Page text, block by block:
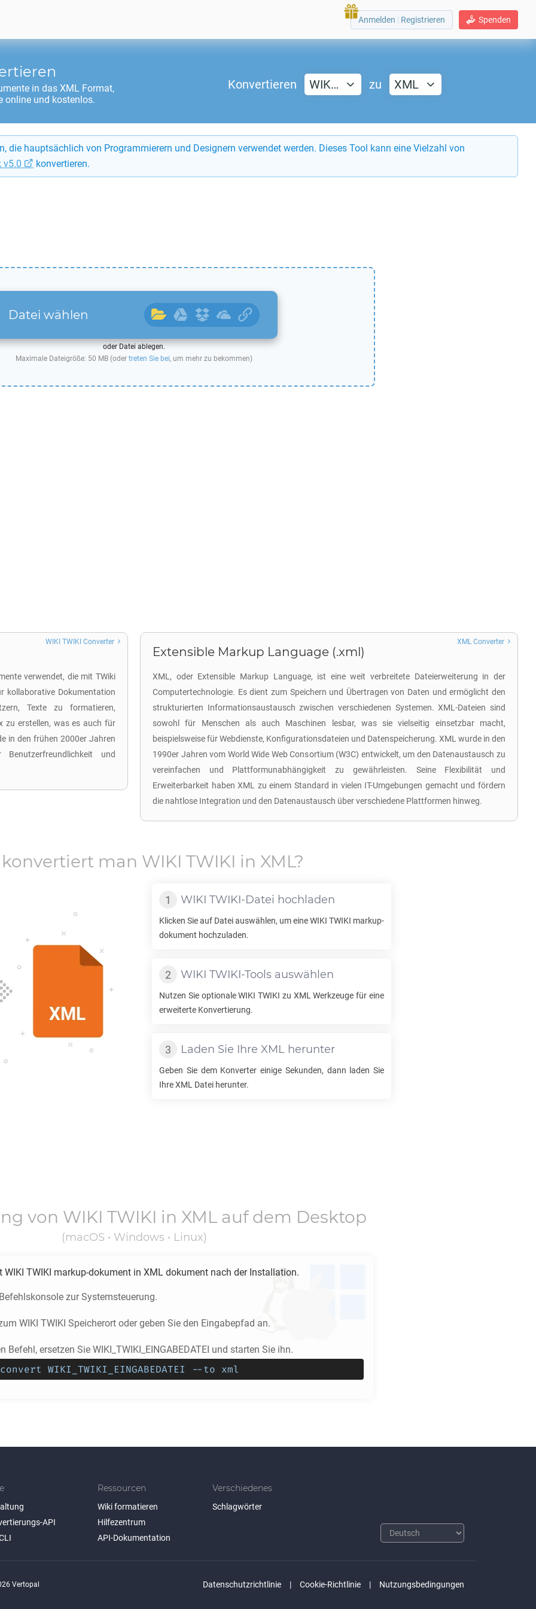
Spenden
Anmelden | Registrieren
in das XML Format,
online und kostenlos.
Konvertieren WIK… zu XML
die hauptsächlich von Programmierern und Designern verwendet werden. Dieses Tool kann eine Vielzahl von
v5.0
konvertieren.
Datei wählen
oder Datei ablegen.
Maximale Dateigröße: 50 MB (oder treten Sie bei, um mehr zu bekommen)
verwendet, die mit TWiki
kollaborative Dokumentation
Texte zu formatieren,
zu erstellen, was es auch für
in den frühen 2000er Jahren
und
WIKI TWIKI Converter
Extensible Markup Language (.xml)
XML, oder Extensible Markup Language, ist eine weit verbreitete Dateierweiterung in der
Computertechnologie. Es dient zum Speichern und Übertragen von Daten und ermöglicht den
strukturierten Informationsaustausch zwischen verschiedenen Systemen. XML-Dateien sind
sowohl für Menschen als auch Maschinen lesbar, was sie vielseitig einsetzbar macht,
beispielsweise für Webdienste, Konfigurationsdateien und Datenspeicherung. XML wurde in den
1990er Jahren vom World Wide Web Consortium (W3C) entwickelt, um den Datenaustausch zu
vereinfachen und Plattformunabhängigkeit zu gewährleisten. Seine Flexibilität und
Erweiterbarkeit haben XML zu einem Standard in vielen IT-Umgebungen gemacht und fördern
die nahtlose Integration und den Datenaustausch über verschiedene Plattformen hinweg.
XML Converter
man WIKI TWIKI in XML?
WIKI TWIKI-Datei hochladen
Klicken Sie auf Datei auswählen, um eineWIKI TWIKI markup-
dokument hochzuladen.
WIKI TWIKI-Tools auswählen
Nutzen Sie optionaleWIKI TWIKI zu XML Werkzeuge für eine
erweiterte Konvertierung.
Laden Sie Ihre XML herunter
Geben Sie dem Konverter einige Sekunden, dann laden Sie
IhreXML Datei herunter.
von WIKI TWIKI in XMLauf dem Desktop
(macOS • Windows • Linux)
WIKI TWIKI markup-dokument in XML dokument nach der Installation.
zur Systemsteuerung.
WIKI TWIKI Speicherort oder geben Sie den Eingabepfad an.
Befehl, ersetzen Sie WIKI_TWIKI_EINGABEDATEI und starten Sie ihn.
WIKI_TWIKI_EINGABEDATEI --to xml
API
Ressourcen
Wiki formatieren
Hilfezentrum
API-Dokumentation
Verschiedenes
Schlagwörter
Datenschutzrichtlinie Cookie-Richtlinie Nutzungsbedingungen
Vertopal